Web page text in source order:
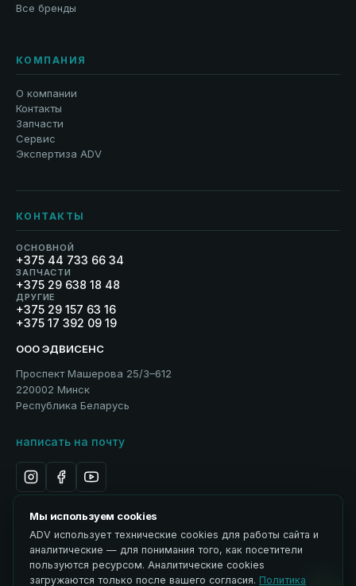
Все бренды
КОМПАНИЯ
О компании
Контакты
Запчасти
Сервис
Экспертиза ADV
КОНТАКТЫ
ОСНОВНОЙ
+375 44 733 66 34
ЗАПЧАСТИ
+375 29 638 18 48
ДРУГИЕ
+375 29 157 63 16
+375 17 392 09 19
ООО ЭДВИСЕНС
Проспект Машерова 25/3–612
220002 Минск
Республика Беларусь
написать на почту
Политика обработки персональных данных
Использование материалов
ЭДВИСЕНС / Advisance → ADV
Мы используем cookies
ADV использует технические cookies для работы сайта и
аналитические — для понимания того, как посетители
пользуются ресурсом. Аналитические cookies
загружаются только после вашего согласия. Политика